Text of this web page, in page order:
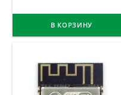
В КОРЗИНУ